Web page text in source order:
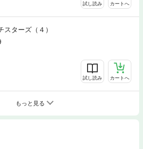
試し読み カートへ
スターズ（４）
試し読み カートへ
もっと見る